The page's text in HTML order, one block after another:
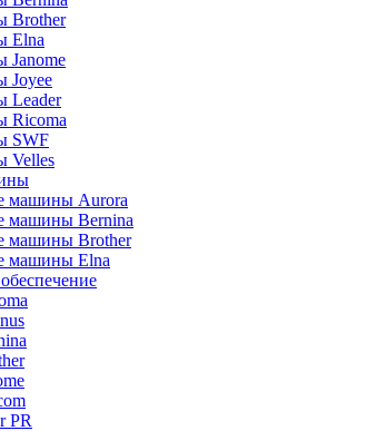
Brother
Elna
Joyee
Leader
Ricoma
SWF
Velles
машины Aurora
машины Bernina
машины Brother
машины Elna
PR